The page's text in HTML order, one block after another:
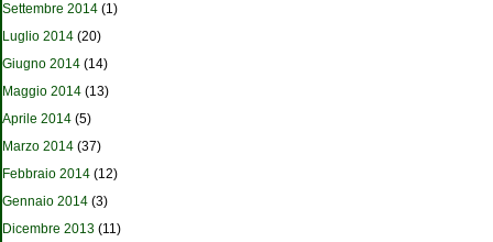
Settembre 2014 (1)
Luglio 2014 (20)
Giugno 2014 (14)
Maggio 2014 (13)
Aprile 2014 (5)
Marzo 2014 (37)
Febbraio 2014 (12)
Gennaio 2014 (3)
Dicembre 2013 (11)